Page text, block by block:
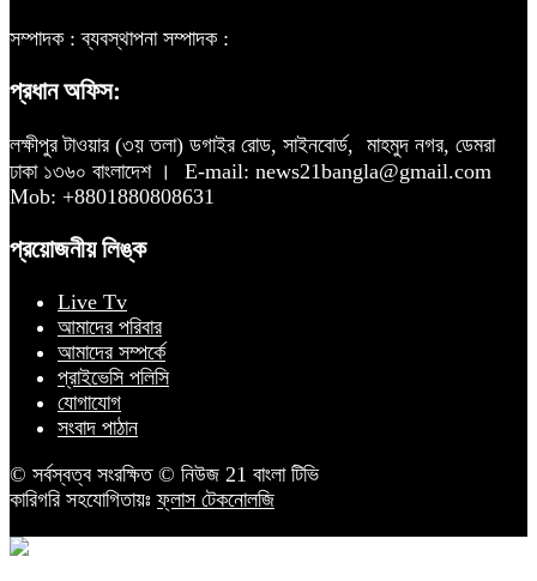
সম্পাদক :ব্যবস্থাপনা সম্পাদক :
প্রধান অফিস:
লক্ষীপুর টাওয়ার (৩য় তলা) ডগাইর রোড, সাইনবোর্ড, মাহমুদ নগর, ডেমরা
ঢাকা ১৩৬০ বাংলাদেশ ।
E-mail: news21bangla@gmail.com
Mob: +8801880808631
প্রয়োজনীয় লিঙ্ক
Live Tv
আমাদের পরিবার
আমাদের সম্পর্কে
প্রাইভেসি পলিসি
যোগাযোগ
সংবাদ পাঠান
© সর্বস্বত্ব সংরক্ষিত © নিউজ 21 বাংলা টিভি
কারিগরি সহযোগিতায়ঃফ্লাস টেকনোলজি